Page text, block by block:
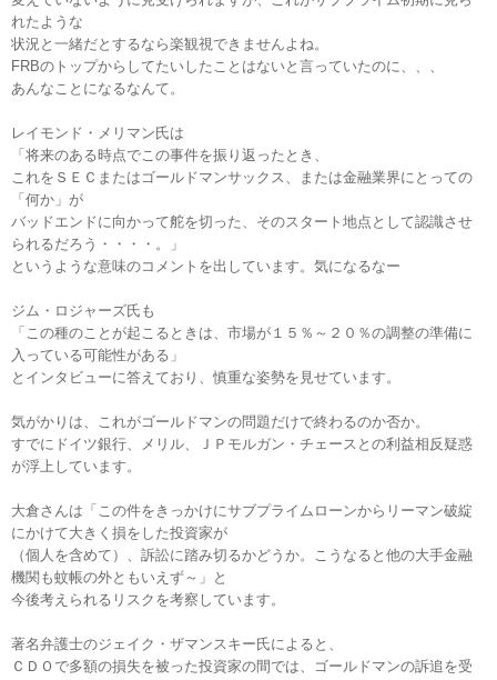
れたような
状況と一緒だとするなら楽観視できませんよね。
FRBのトップからしてたいしたことはないと言っていたのに、、、
あんなことになるなんて。
レイモンド・メリマン氏は
「将来のある時点でこの事件を振り返ったとき、
これをＳＥＣまたはゴールドマンサックス、または金融業界にとっての
「何か」が
バッドエンドに向かって舵を切った、そのスタート地点として認識させ
られるだろう・・・・。」
というような意味のコメントを出しています。気になるなー
ジム・ロジャーズ氏も
「この種のことが起こるときは、市場が１５％～２０％の調整の準備に
入っている可能性がある」
とインタビューに答えており、慎重な姿勢を見せています。
気がかりは、これがゴールドマンの問題だけで終わるのか否か。
すでにドイツ銀行、メリル、ＪＰモルガン・チェースとの利益相反疑惑
が浮上しています。
大倉さんは「この件をきっかけにサブプライムローンからリーマン破綻
にかけて大きく損をした投資家が
（個人を含めて）、訴訟に踏み切るかどうか。こうなると他の大手金融
機関も蚊帳の外ともいえず～」と
今後考えられるリスクを考察しています。
著名弁護士のジェイク・ザマンスキー氏によると、
ＣＤＯで多額の損失を被った投資家の間では、ゴールドマンの訴追を受